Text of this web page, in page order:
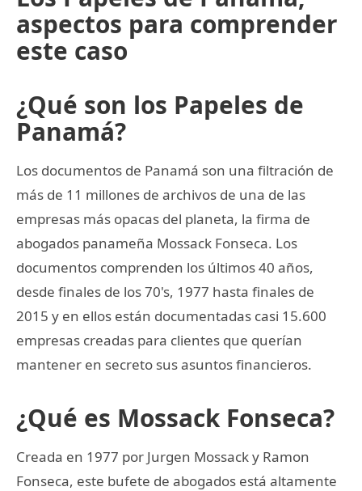
aspectos para comprender
este caso
¿Qué son los Papeles de
Panamá?
Los documentos de Panamá son una filtración de
más de 11 millones de archivos de una de las
empresas más opacas del planeta, la firma de
abogados panameña Mossack Fonseca. Los
documentos comprenden los últimos 40 años,
desde finales de los 70's, 1977 hasta finales de
2015 y en ellos están documentadas casi 15.600
empresas creadas para clientes que querían
mantener en secreto sus asuntos financieros.
¿Qué es Mossack Fonseca?
Creada en 1977 por Jurgen Mossack y Ramon
Fonseca, este bufete de abogados está altamente